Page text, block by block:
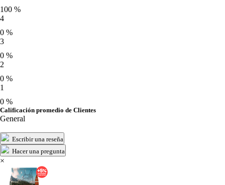
100 %
4
0 %
3
0 %
2
0 %
1
0 %
Calificación promedio de Clientes
General
Escribir una reseña
Hacer una pregunta
×